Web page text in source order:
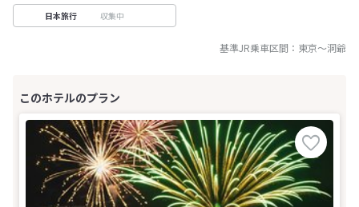
日本旅行 収集中
基準JR乗車区間： 東京～洞爺